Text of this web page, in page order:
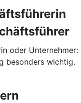
oder Unternehmer:
besonders wichtig.